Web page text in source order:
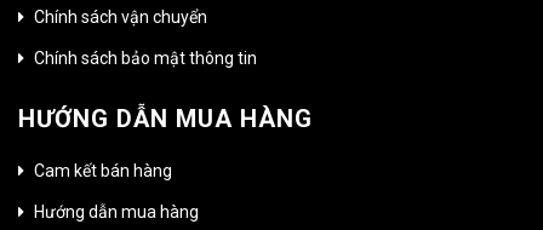
Chính sách vận chuyển
Chính sách bảo mật thông tin
HƯỚNG DẪN MUA HÀNG
Cam kết bán hàng
Hướng dẫn mua hàng